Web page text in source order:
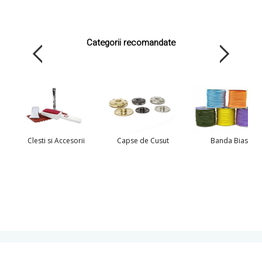
Categorii recomandate
Clesti si Accesorii Capse de Cusut Banda Bias